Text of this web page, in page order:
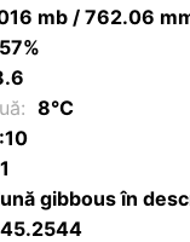
mb / 762.06
57%
8°C
gibbous în
45.2544